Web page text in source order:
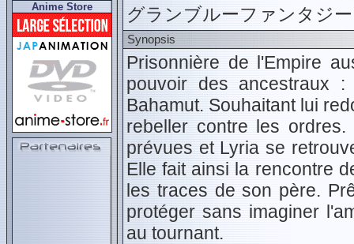
Anime Store グランブルーファンタジ
Synopsis
Prisonnière de l'Empire
pouvoir des ancestraux
Bahamut. Souhaitant lui
rebeller contre les
prévues et Lyria se
Elle fait ainsi la rencontre
les traces de son père.
protéger sans imaginer
au tournant.